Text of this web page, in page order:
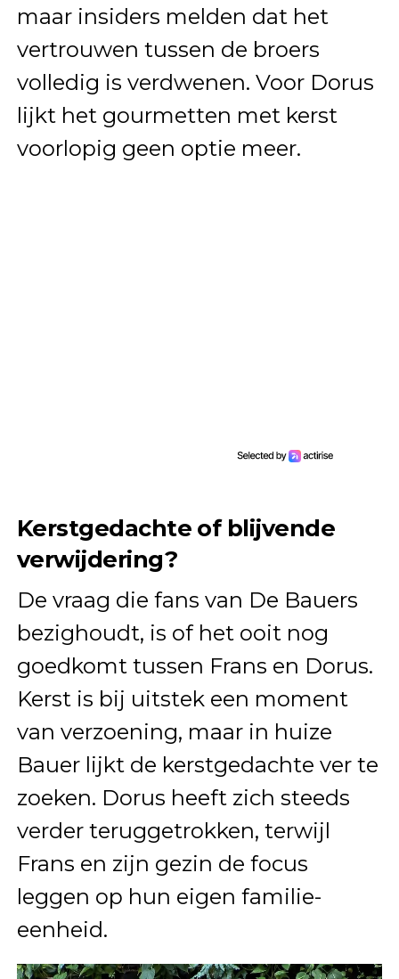
maar insiders melden dat het
vertrouwen tussen de broers
volledig is verdwenen. Voor Dorus
lijkt het gourmetten met kerst
voorlopig geen optie meer.
Kerstgedachte of blijvende
verwijdering?
De vraag die fans van De Bauers
bezighoudt, is of het ooit nog
goedkomt tussen Frans en Dorus.
Kerst is bij uitstek een moment
van verzoening, maar in huize
Bauer lijkt de kerstgedachte ver te
zoeken. Dorus heeft zich steeds
verder teruggetrokken, terwijl
Frans en zijn gezin de focus
leggen op hun eigen familie-
eenheid.